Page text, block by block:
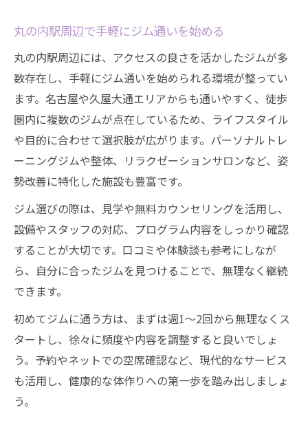
丸の内駅周辺で手軽にジム通いを始める
丸の内駅周辺には、アクセスの良さを活かしたジムが多
数存在し、手軽にジム通いを始められる環境が整ってい
ます。名古屋や久屋大通エリアからも通いやすく、徒歩
圏内に複数のジムが点在しているため、ライフスタイル
や目的に合わせて選択肢が広がります。パーソナルトレ
ーニングジムや整体、リラクゼーションサロンなど、姿
勢改善に特化した施設も豊富です。
ジム選びの際は、見学や無料カウンセリングを活用し、
設備やスタッフの対応、プログラム内容をしっかり確認
することが大切です。口コミや体験談も参考にしなが
ら、自分に合ったジムを見つけることで、無理なく継続
できます。
初めてジムに通う方は、まずは週1～2回から無理なくス
タートし、徐々に頻度や内容を調整すると良いでしょ
う。予約やネットでの空席確認など、現代的なサービス
も活用し、健康的な体作りへの第一歩を踏み出しましょ
う。